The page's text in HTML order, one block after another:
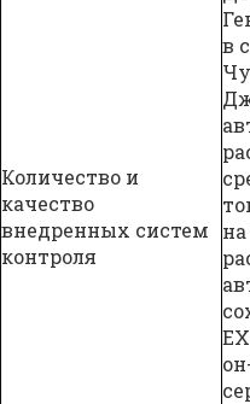
Количество и
качество
внедренных систем
контроля
в